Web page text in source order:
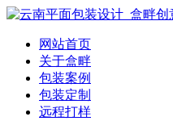
网站首页
关于盒畔
包装案例
包装定制
远程打样